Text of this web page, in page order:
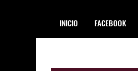
INICIO FACEBOOK